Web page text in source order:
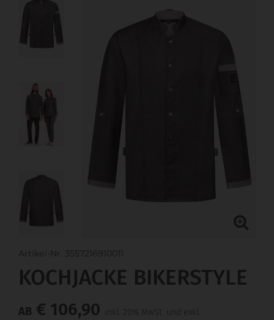
Artikel-Nr. 3557216910011
KOCHJACKE BIKERSTYLE
AB € 106,90
inkl. 20% MwSt. und exkl.